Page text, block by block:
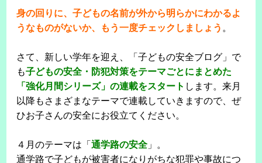
身の回りに、子どもの名前が外から明らかにわかるよ
うなものがないか、もう一度チェックしましょう 。
さて、新しい学年を迎え、「子どもの安全ブログ」で
も子どもの安全・防犯対策をテーマごとにまとめた
「強化月間シリーズ」の連載をスタート します。来月
以降もさまざまなテーマで連載していきますので、ぜ
ひお子さんの安全にお役立てください。
４月のテーマは「通学路の安全 」。
通学路で子どもが被害者になりがちな犯罪や事故につ